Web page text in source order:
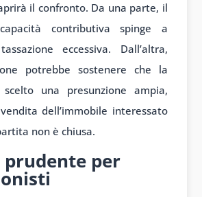
il confronto. Da una parte, il
contributiva spinge a
eccessiva. Dall’altra,
potrebbe sostenere che la
una presunzione ampia,
dell’immobile interessato
non è chiusa.
prudente per